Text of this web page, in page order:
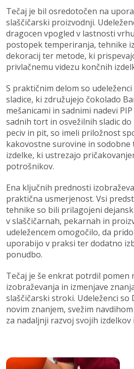
Tečaj je bil osredotočen na
slaščičarski proizvodnji.
dragocen vpogled v lastnosti
postopek temperiranja, tehnike
dekoracij ter metode, ki
privlačnemu videzu končnih
S praktičnim delom so
sladice, ki združujejo čokolado
mešanicami in sadnimi nadevi
sadnih tort in osvežilnih sladic
peciv in pit, so imeli priložnost
kakovostne surovine in
izdelke, ki ustrezajo
potrošnikov.
Ena ključnih prednosti
praktična usmerjenost. Vsi
tehnike so bili prilagojeni
v slaščičarnah, pekarnah in
udeležencem omogočilo, da
uporabijo v praksi ter dodatno
ponudbo.
Tečaj je še enkrat potrdil pomen
izobraževanja in izmenjave
slaščičarski stroki. Udeleženci so
novim znanjem, svežim
za nadaljnji razvoj svojih izdelkov